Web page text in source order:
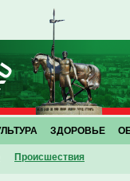
Проиcшествия
ЗДОРОВЬЕ